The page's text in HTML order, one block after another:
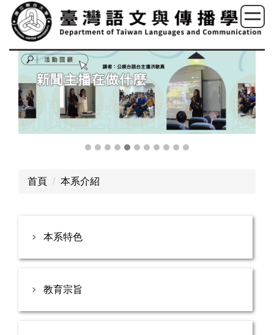
跳
到
要
首頁 本系介紹
本系特色
教育宗旨